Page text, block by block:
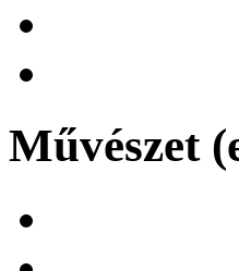
Művészet